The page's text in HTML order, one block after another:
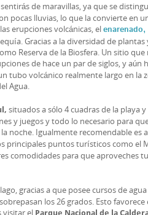
de maravillas, ya que se
pocas lluvias, lo que la convierte en
erupciones volcánicas, elenarenado,
Gracias a la diversidad de plantas
Reserva de la Biosfera. Un sitio
de hace un par de siglos, y aún
tubo volcánico realmente largo en la
Agua.
situados a sólo 4 cuadras de la playa
y juegos y todo lo necesario para
noche. Igualmente recomendable es
principales puntos turísticos como el
comodidades para que aproveches
gracias a que posee cursos de
los 26 grados. Esto favorece
visitar el Parque Nacional de la